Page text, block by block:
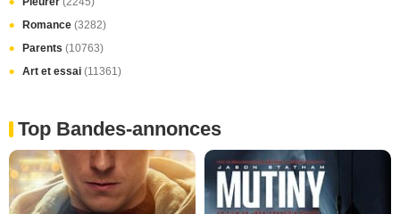
Romance (3282)
Parents (10763)
Art et essai (11361)
Top Bandes-annonces